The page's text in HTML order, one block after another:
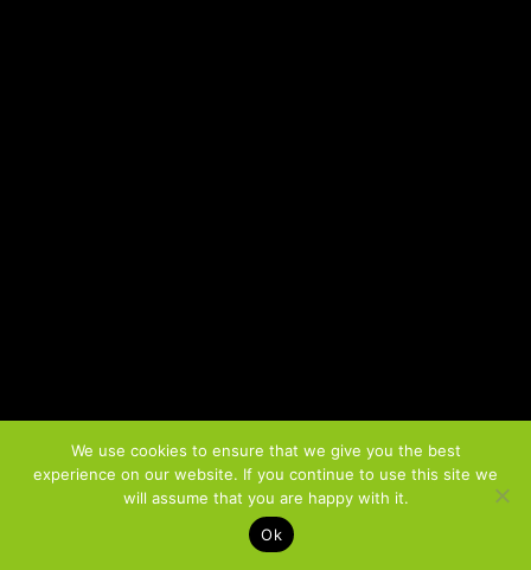
We use cookies to ensure that we give you the best
experience on our website. If you continue to use this site we
will assume that you are happy with it.
Ok